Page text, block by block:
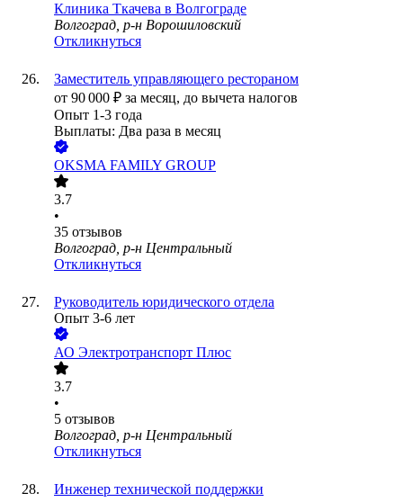
Клиника Ткачева в Волгограде
Волгоград, р-н Ворошиловский
Откликнуться
Заместитель управляющего рестораном
от 90 000 ₽ за месяц, до вычета налогов
Опыт 1-3 года
Выплаты: Два раза в месяц
OKSMA FAMILY GROUP
3.7
•
35 отзывов
Волгоград, р-н Центральный
Откликнуться
Руководитель юридического отдела
Опыт 3-6 лет
АО Электротранспорт Плюс
3.7
•
5 отзывов
Волгоград, р-н Центральный
Откликнуться
Инженер технической поддержки